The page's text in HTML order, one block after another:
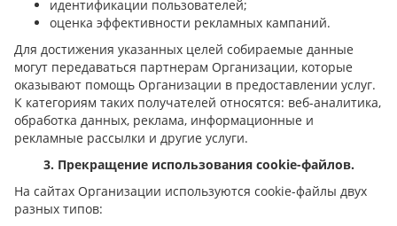
идентификации пользователей;
оценка эффективности рекламных кампаний.
Для достижения указанных целей собираемые данные
могут передаваться партнерам Организации, которые
оказывают помощь Организации в предоставлении услуг.
К категориям таких получателей относятся: веб-аналитика,
обработка данных, реклама, информационные и
рекламные рассылки и другие услуги.
3. Прекращение использования cookie-файлов.
На сайтах Организации используются cookie-файлы двух
разных типов: